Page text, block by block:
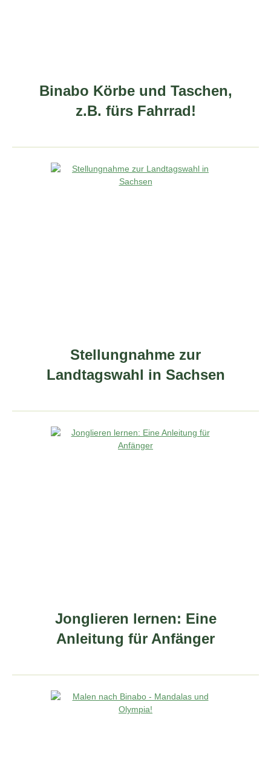
Binabo Körbe und Taschen,
z.B. fürs Fahrrad!
Stellungnahme zur
Landtagswahl in Sachsen
Jonglieren lernen: Eine
Anleitung für Anfänger